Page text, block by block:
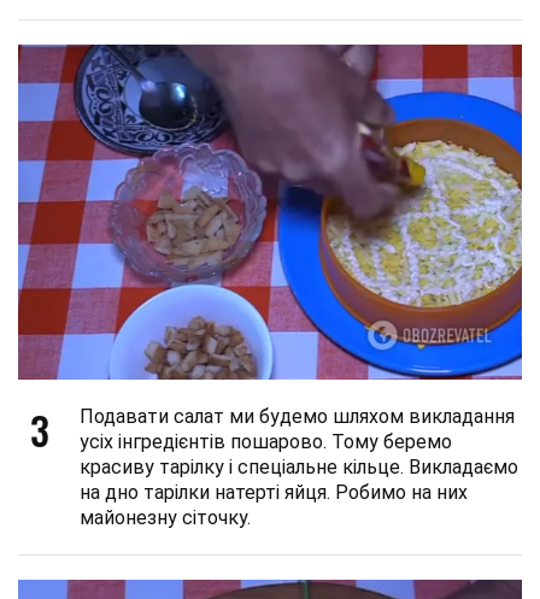
3
Подавати салат ми будемо шляхом викладання
усіх інгредієнтів пошарово. Тому беремо
красиву тарілку і спеціальне кільце. Викладаємо
на дно тарілки натерті яйця. Робимо на них
майонезну сіточку.